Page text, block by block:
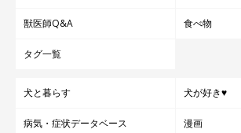
獣医師Q&A 食べ物
タグ一覧
犬と暮らす 犬が好き♥
病気・症状データベース 漫画